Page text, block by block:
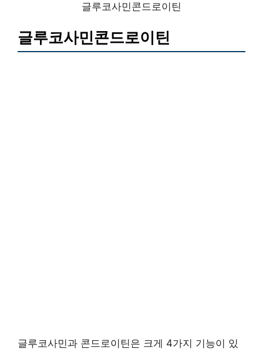
글루코사민콘드로이틴
글루코사민콘드로이틴
글루코사민과 콘드로이틴은 크게 4가지 기능이 있